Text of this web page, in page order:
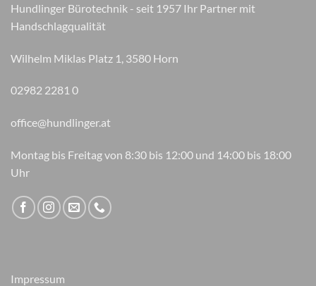
Hundlinger Bürotechnik - seit 1957 Ihr Partner mit
Handschlagqualität
Wilhelm Miklas Platz 1, 3580 Horn
02982 2281 0
office@hundlinger.at
Montag bis Freitag von 8:30 bis 12:00 und 14:00 bis 18:00
Uhr
Impressum